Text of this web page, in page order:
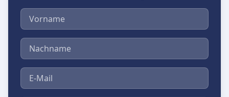
Vorname
Nachname
E-Mail